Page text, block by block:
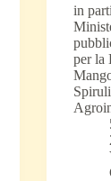
in
per la